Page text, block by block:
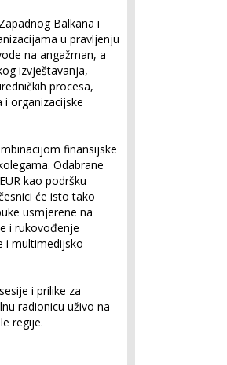
Balkana i
u pravljenju
na angažman, a
izvještavanja,
procesa,
organizacijske
finansijske
Odabrane
kao podršku
će isto tako
usmjerene na
i rukovođenje
i multimedijsko
i prilike za
radionicu uživo na
regije.